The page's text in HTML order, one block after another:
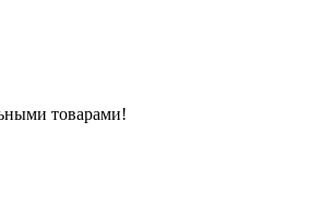
товарами!